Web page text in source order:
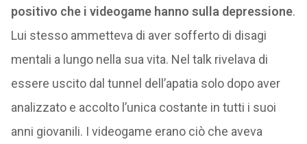
positivo che i videogame hanno sulla depressione.
Lui stesso ammetteva di aver sofferto di disagi
mentali a lungo nella sua vita. Nel talk rivelava di
essere uscito dal tunnel dell’apatia solo dopo aver
analizzato e accolto l’unica costante in tutti i suoi
anni giovanili. I videogame erano ciò che aveva